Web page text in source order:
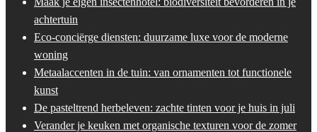
achtertuin
Eco-conciërge diensten: duurzame luxe voor de moderne
woning
Metaalaccenten in de tuin: van ornamenten tot functionele
kunst
De pasteltrend herbeleven: zachte tinten voor je huis in juli
Verander je keuken met organische texturen voor de zomer